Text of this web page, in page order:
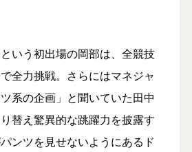
いう初出場の岡部は、全競技
全力挑戦。さらにはマネジャ
系の企画」と聞いていた田中
替え驚異的な跳躍力を披露す
ンツを見せないようにあるド